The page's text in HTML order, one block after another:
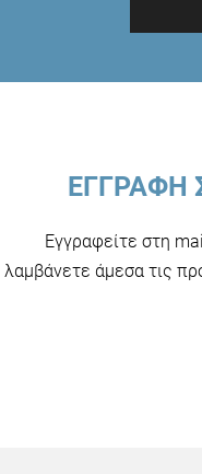
ΕΓΓΡΑΦΗ
Εγγραφείτε στη
λαμβάνετε άμεσα τις